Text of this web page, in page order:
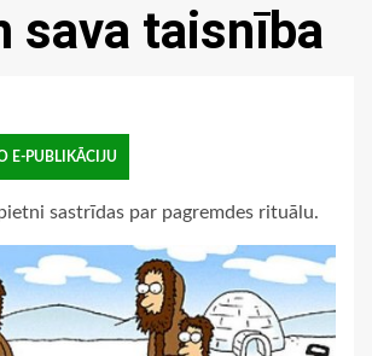
sava taisnība
E-PUBLIKĀCIJU
sastrīdas par pagremdes rituālu.